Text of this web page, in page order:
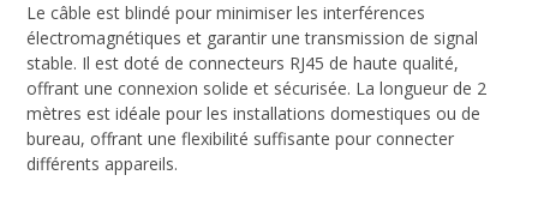
Le câble est blindé pour minimiser les interférences
électromagnétiques et garantir une transmission de signal
stable. Il est doté de connecteurs RJ45 de haute qualité,
offrant une connexion solide et sécurisée. La longueur de 2
mètres est idéale pour les installations domestiques ou de
bureau, offrant une flexibilité suffisante pour connecter
différents appareils.